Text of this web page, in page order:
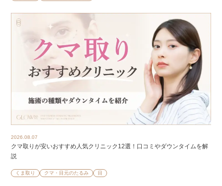
2026.08.07
クマ取りが安いおすすめ人気クリニック12選！口コミやダウンタイムを解
説
くま取り クマ・目元のたるみ 目